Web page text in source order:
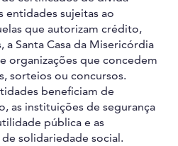
entidades sujeitas ao
que autorizam crédito,
Santa Casa da Misericórdia
organizações que concedem
sorteios ou concursos.
beneficiam de
as instituições de segurança
pública e as
solidariedade social.